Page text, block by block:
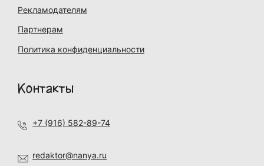
Рекламодателям
Партнерам
Политика конфиденциальности
Контакты
+7 (916) 582-89-74
redaktor@nanya.ru